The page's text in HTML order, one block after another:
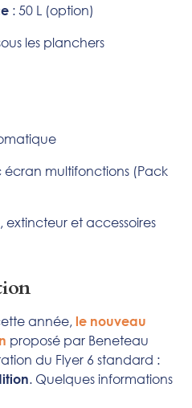
: 50 L (option)
les planchers
multifonctions (Pack
extincteur et accessoires
année, le nouveau
proposé par Beneteau
du Flyer 6 standard :
. Quelques informations